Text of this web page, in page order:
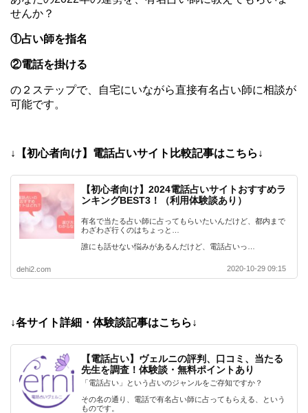
せんか？
①占い師を指名
②電話を掛ける
の２ステップで、自宅にいながら直接有名占い師に相談が
可能です。
↓【初心者向け】電話占いサイト比較記事はこちら↓
【初心者向け】2024電話占いサイトおすすめラ
ンキングBEST3！（利用体験談あり）
有名で当たる占い師に占ってもらいたいんだけど、都内まで
わざわざ行くのはちょっと…
誰にも話せない悩みがあるんだけど、電話占いっ…
dehi2.com 2020-10-29 09:15
↓各サイト詳細・体験談記事はこちら↓
【電話占い】ヴェルニの評判、口コミ、当たる
先生を調査！体験談・無料ポイントあり
「電話占い」という占いのジャンルをご存知ですか？
その名の通り、電話で有名占い師に占ってもらえる、という
ものです。